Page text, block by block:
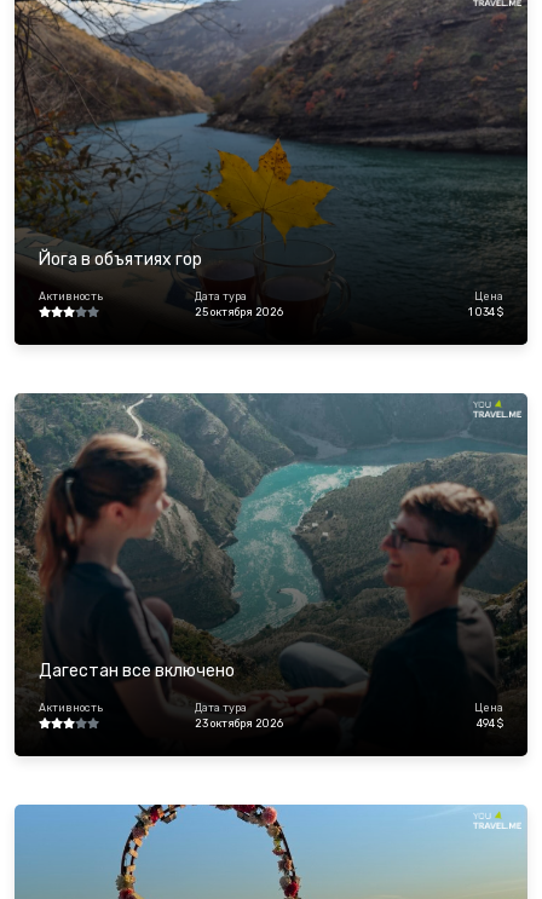
Йога в объятиях гор
Активность
Дата тура
25 октября 2026
Цена
1 034 $
Дагестан все включено
Активность
Дата тура
23 октября 2026
Цена
494 $